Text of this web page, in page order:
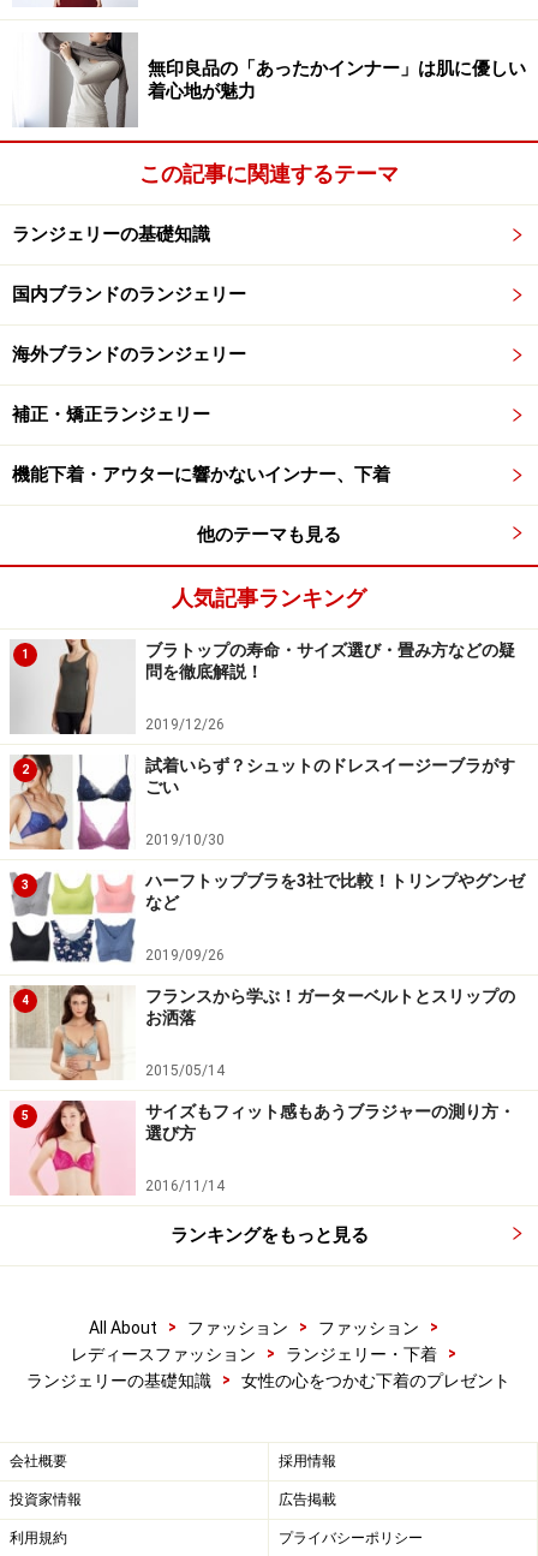
ゼントされたのであれば、とても喜ばれるプレゼントに
なるのです。また、彼女のことを理解しているという愛
情が直接伝わります。
失敗しない下着のプレゼント選び方
シャンタルトーマスのランジェリー 価格：ブラ1万7000円
それでは、失敗しない、女性の心をつかむ下着のプレゼ
ントの選び方を紹介します。
ポイント1.サイズを確認する！
下着を贈る時は、最低でも女性のサイズを確認すること
が大切です。せっかくプレゼントされても、合わない下
着であれば、愛情もさめてしまいます。下着を贈る時に
もっとも大切なことです。ブラジャーを贈るのであれ
ば、カップサイズとアンダーバストサイズ、ショーツや
スリップなどであれば、MサイズかLサイズか、確認する
ことが重要です。
ポイント2.彼女の好みを知る！
憧れのブランドの下着とか好みの下着を事前に知ってプ
レゼントすると、とても効果的です。いつもは国産の下
着を着ていても、インポートブランドにあこがれてい
る……という女性には、あこがれのブランドの下着を贈る
と喜ばれます。
ポイント3.セクシーでアクセサリーのような下着を贈る
日常的に着ている下着は、補整効果のある機能的な下着
が多いので、美しいレースの一枚物やちょっとセクシー
な下着は、プレゼントにはおススメです。ただしセクシ
ーすぎて逆効果の時もありますので、あこがれのブラン
ドものの下着を選ぶとよいでしょう。
ポイント4.ふだん着ていない色の下着を選ぶ
っと大人っぽい色の下着を贈るのも良いと思います。女
性の新しい魅力を引き出す色の下着を選ぶことも、プレ
ポイント5.メッセージのある下着を選ぶ
さらに女性に下着をプレゼントする時は、普段言えない
けれど「いつも、こう思っている……」というメッセージ
無印良品の「あったかインナー」は肌に優しい
着心地が魅力
この記事に関連するテーマ
ランジェリーの基礎知識
国内ブランドのランジェリー
海外ブランドのランジェリー
補正・矯正ランジェリー
機能下着・アウターに響かないインナー、下着
他のテーマも見る
人気記事ランキング
1
ブラトップの寿命・サイズ選び・畳み方などの疑
問を徹底解説！
2019/12/26
2
試着いらず？シュットのドレスイージーブラがす
ごい
2019/10/30
3
ハーフトップブラを3社で比較！トリンプやグンゼ
など
2019/09/26
4
フランスから学ぶ！ガーターベルトとスリップの
お洒落
2015/05/14
5
サイズもフィット感もあうブラジャーの測り方・
選び方
2016/11/14
ランキングをもっと見る
All About > ファッション > ファッション
>
レディースファッション
> ランジェリー・下着
>
ランジェリーの基礎知識
> 女性の心をつかむ下着のプレゼント
会社概要 採用情報
投資家情報 広告掲載
利用規約 プライバシーポリシー